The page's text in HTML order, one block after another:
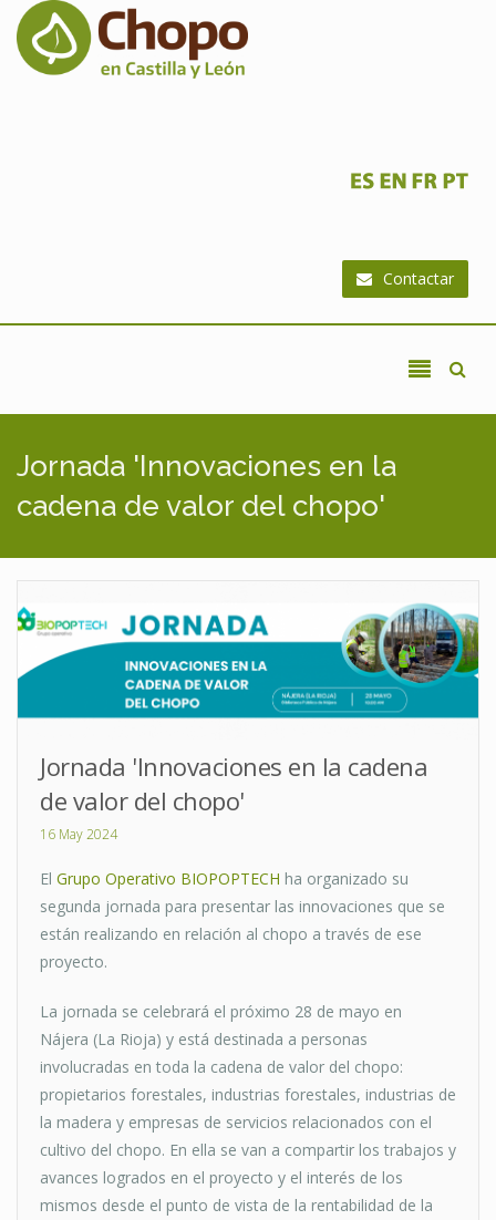
Ir al contenido principal
Contactar
Jornada 'Innovaciones en la
cadena de valor del chopo'
Jornada 'Innovaciones en la cadena
de valor del chopo'
16 May 2024
El Grupo Operativo BIOPOPTECH ha organizado su
segunda jornada para presentar las innovaciones que se
están realizando en relación al chopo a través de ese
proyecto.
La jornada se celebrará el próximo 28 de mayo en
Nájera (La Rioja) y está destinada a personas
involucradas en toda la cadena de valor del chopo:
propietarios forestales, industrias forestales, industrias de
la madera y empresas de servicios relacionados con el
cultivo del chopo. En ella se van a compartir los trabajos y
avances logrados en el proyecto y el interés de los
mismos desde el punto de vista de la rentabilidad de la